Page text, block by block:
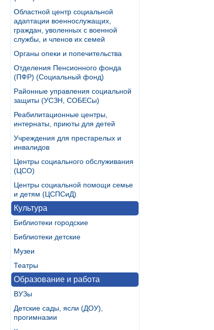
Областной центр социальной
адаптации военнослужащих,
граждан, уволенных с военной
службы, и членов их семей
Органы опеки и попечительства
Отделения Пенсионного фонда
(ПФР) (Социальный фонд)
Районные управления социальной
защиты (УСЗН, СОБЕСы)
Реабилитационные центры,
интернаты, приюты для детей
Учреждения для престарелых и
инвалидов
Центры социального обслуживания
(ЦСО)
Центры социальной помощи семье
и детям (ЦСПСиД)
Культура
Библиотеки городские
Библиотеки детские
Музеи
Театры
Образование и работа
ВУЗы
Детские сады, ясли (ДОУ),
прогимназии